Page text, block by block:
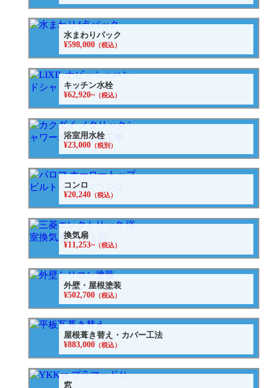
水まわりパック
¥598,000 （税込）
キッチン水栓
¥62,920~（税込）
浴室用水栓
¥23,000 （税別）
コンロ
¥20,240 （税込）
換気扇
¥11,253~（税込）
外壁・屋根塗装
¥502,700 （税込）
屋根葺き替え・カバー工法
¥883,000 （税込）
窓